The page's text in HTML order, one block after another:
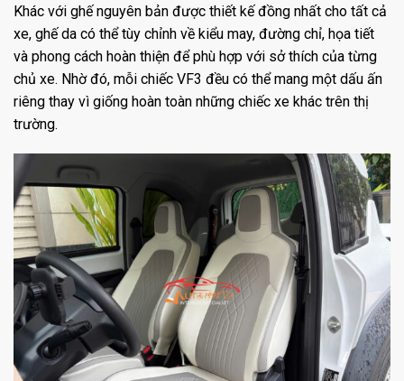
Khác với ghế nguyên bản được thiết kế đồng nhất cho tất cả
xe, ghế da có thể tùy chỉnh về kiểu may, đường chỉ, họa tiết
và phong cách hoàn thiện để phù hợp với sở thích của từng
chủ xe. Nhờ đó, mỗi chiếc VF3 đều có thể mang một dấu ấn
riêng thay vì giống hoàn toàn những chiếc xe khác trên thị
trường.